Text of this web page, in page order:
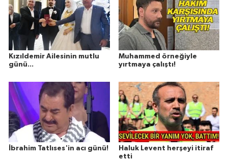
Kızıldemir Ailesinin mutlu
günü...
Muhammed örneğiyle
yırtmaya çalıştı!
İbrahim Tatlıses'in acı günü!
Haluk Levent herşeyi itiraf
etti